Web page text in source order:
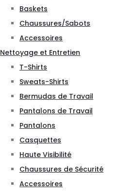
Baskets
Chaussures/Sabots
Accessoires
Nettoyage et Entretien
T-Shirts
Sweats-Shirts
Bermudas de Travail
Pantalons de Travail
Pantalons
Casquettes
Haute Visibilité
Chaussures de Sécurité
Accessoires